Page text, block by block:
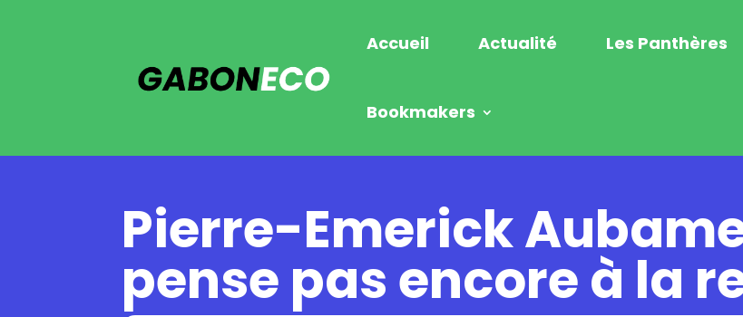
Accueil Actualité Les Panthères
Bookmakers
Pierre-Emerick
pense pas encore à la